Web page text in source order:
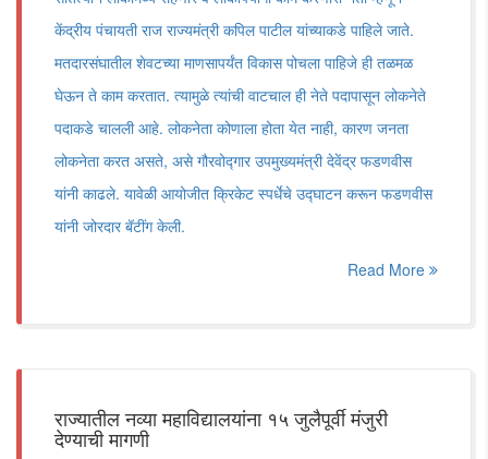
केंद्रीय पंचायती राज राज्यमंत्री कपिल पाटील यांच्याकडे पाहिले जाते.
मतदारसंघातील शेवटच्या माणसापर्यंत विकास पोचला पाहिजे ही तळमळ
घेऊन ते काम करतात. त्यामुळे त्यांची वाटचाल ही नेते पदापासून लोकनेते
पदाकडे चालली आहे. लोकनेता कोणाला होता येत नाही, कारण जनता
लोकनेता करत असते, असे गौरवोद्गार उपमुख्यमंत्री देवेंद्र फडणवीस
यांनी काढले. यावेळी आयोजीत क्रिकेट स्पर्धेचे उद्घाटन करून फडणवीस
यांनी जोरदार बॅटींग केली.
Read More
राज्यातील नव्या महाविद्यालयांना १५ जुलैपूर्वी मंजुरी
देण्याची मागणी